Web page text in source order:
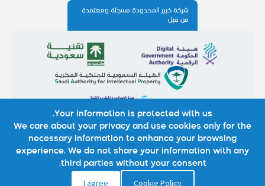
شركة خبير المحدودة مسجلة ومعتمدة
من قبل
Your information is protected with us.
We care about your privacy and use cookies only for the
necessary information to enhance your browsing
experience. We do not share your information with any
third parties without your consent.
Cookie Policy
I agree